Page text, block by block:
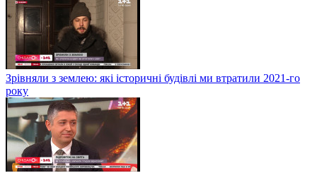
Зрівняли з землею: які історичні будівлі ми втратили 2021-го
року